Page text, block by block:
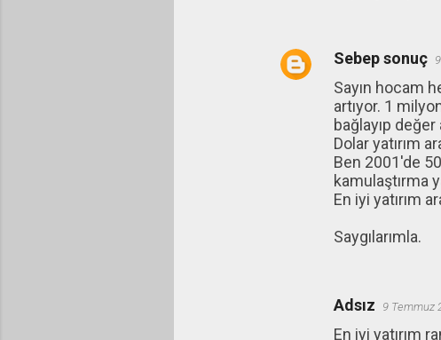
Sebep sonuç
Sayın hocam
artıyor. 1
bağlayıp değer
Dolar yatırım
Ben 2001'de
kamulaştırma
En iyi yatırım
Saygılarımla.
Adsız 9 Temmuz
En iyi yatırım